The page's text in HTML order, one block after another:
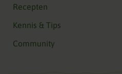
Recepten
Kennis & Tips
Community